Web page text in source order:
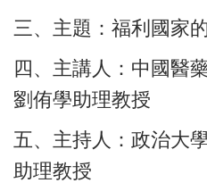
三、主題：福利國家
四、主講人：中國醫
劉侑學助理教授
五、主持人：政治大
助理教授